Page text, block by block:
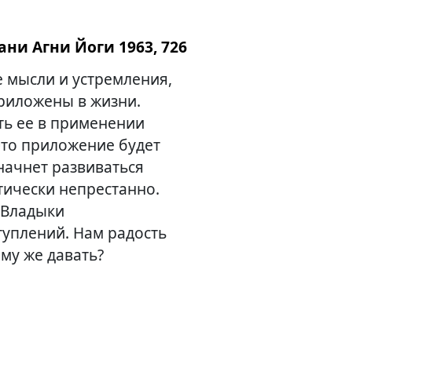
Агни Йоги 1963, 726
мысли и устремления,
в жизни.
ее в применении
приложение будет
развиваться
непрестанно.
Нам радость
же давать?